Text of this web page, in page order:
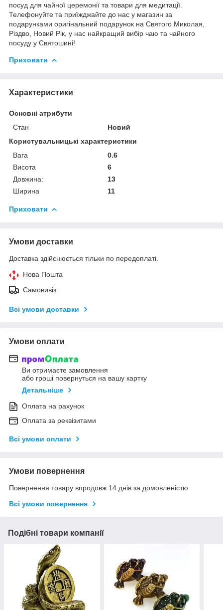
посуд для чайної церемонії та товари для медитації.
Телефонуйте та приїжджайте до нас у магазин за
подарунками оригінальний подарунок на Святого Миколая,
Різдво, Новий Рік, у нас найкращий вибір чаю та чайного
посуду у Святошині!
Приховати
Характеристики
Основні атрибути
Стан
Новий
Користувальницькі характеристики
Вага
0.6
Висота
6
Довжина:
13
Ширина
11
Приховати
Умови доставки
Доставка здійснюється тільки по передоплаті.
Нова Пошта
Самовивіз
Всі умови доставки
Умови оплати
Ви отримаєте замовлення
або гроші повернуться на вашу картку
Детальніше
Оплата на рахунок
Оплата за реквізитами
Всі умови оплати
Умови повернення
Повернення товару впродовж 14 днів за домовленістю
Всі умови повернення
Подібні товари компанії